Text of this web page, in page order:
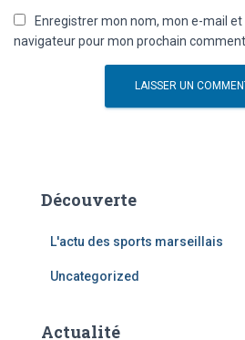
Enregistrer mon nom, mon e-mail
navigateur pour mon prochain
Découverte
L'actu des sports marseillais
Uncategorized
Actualité